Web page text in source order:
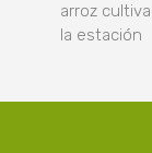
arroz
la estación